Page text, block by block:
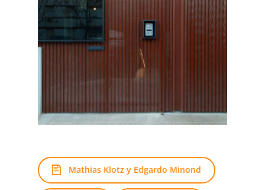
Mathias Klotz y Edgardo Minond